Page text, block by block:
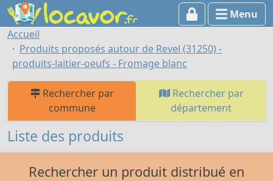
Menu
Accueil
Produits proposés autour de Revel (31250) -
produits-laitier-oeufs - Fromage blanc
Rechercher par
commune
Rechercher par
département
Liste des produits
Rechercher un produit distribué en